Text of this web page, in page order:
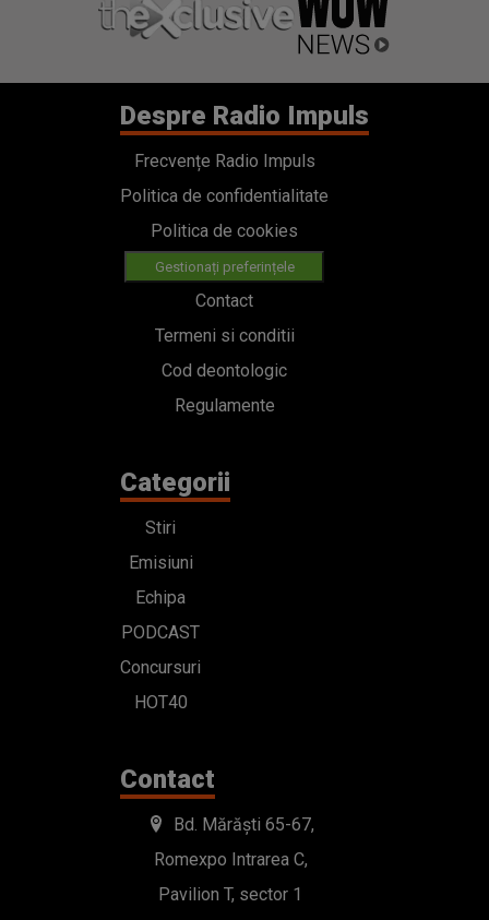
Despre Radio Impuls
Frecvențe Radio Impuls
Politica de confidentialitate
Politica de cookies
Gestionați preferințele
Contact
Termeni si conditii
Cod deontologic
Regulamente
Categorii
Stiri
Emisiuni
Echipa
PODCAST
Concursuri
HOT40
Contact
Bd. Mărăști 65-67,
Romexpo Intrarea C,
Pavilion T, sector 1